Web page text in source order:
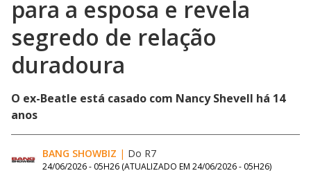
para a esposa e revela
segredo de relação
duradoura
O ex-Beatle está casado com Nancy Shevell há 14
anos
BANG SHOWBIZ | Do R7
24/06/2026 - 05H26 (ATUALIZADO EM 24/06/2026 - 05H26)